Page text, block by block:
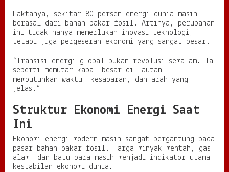
Faktanya, sekitar 80 persen energi dunia masih
berasal dari bahan bakar fosil. Artinya, perubahan
ini tidak hanya memerlukan inovasi teknologi,
tetapi juga pergeseran ekonomi yang sangat besar.
“Transisi energi global bukan revolusi semalam. Ia
seperti memutar kapal besar di lautan —
membutuhkan waktu, kesabaran, dan arah yang
jelas.”
Struktur Ekonomi Energi Saat
Ini
Ekonomi energi modern masih sangat bergantung pada
pasar bahan bakar fosil. Harga minyak mentah, gas
alam, dan batu bara masih menjadi indikator utama
kestabilan ekonomi dunia.